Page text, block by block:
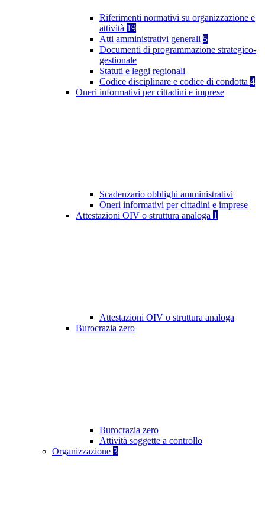
Riferimenti normativi su organizzazione e
attività 19
Atti amministrativi generali 5
Documenti di programmazione strategico-
gestionale
Statuti e leggi regionali
Codice disciplinare e codice di condotta 4
Oneri informativi per cittadini e imprese
Scadenzario obblighi amministrativi
Oneri informativi per cittadini e imprese
Attestazioni OIV o struttura analoga 1
Attestazioni OIV o struttura analoga
Burocrazia zero
Burocrazia zero
Attività soggette a controllo
Organizzazione 3